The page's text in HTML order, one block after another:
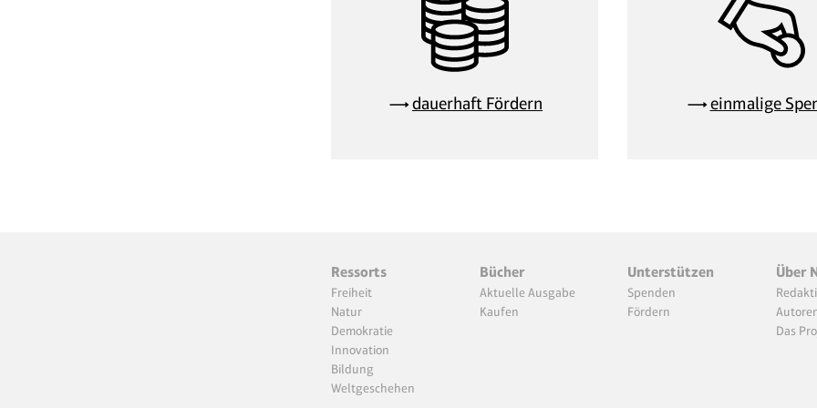
dauerhaft Fördern einmalige
Ressorts
Freiheit
Natur
Demokratie
Innovation
Bildung
Weltgeschehen
Bücher
Aktuelle Ausgabe
Kaufen
Unterstützen
Spenden
Fördern
Über
Das